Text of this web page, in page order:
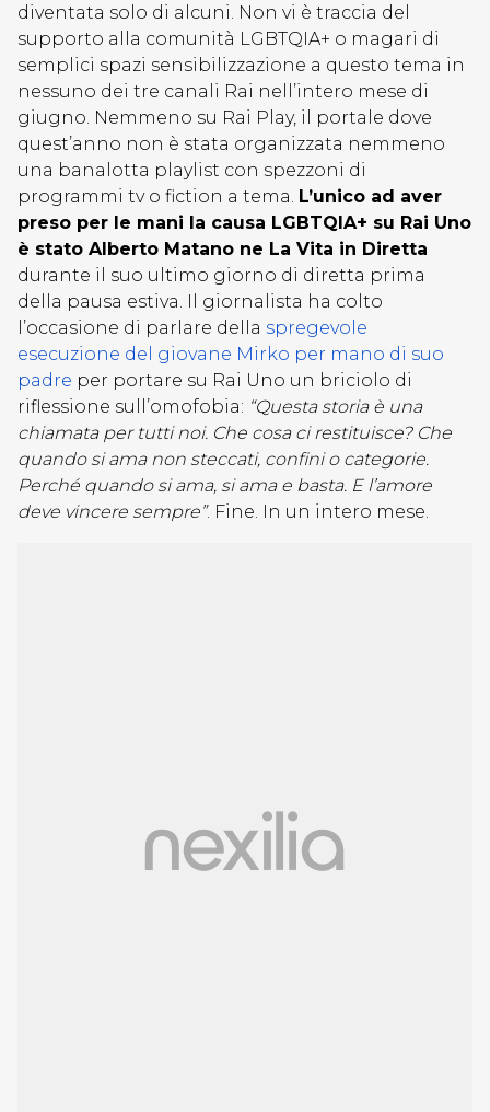
diventata solo di alcuni. Non vi è traccia del
supporto alla comunità LGBTQIA+ o magari di
semplici spazi sensibilizzazione a questo tema in
nessuno dei tre canali Rai nell’intero mese di
giugno. Nemmeno su Rai Play, il portale dove
quest’anno non è stata organizzata nemmeno
una banalotta playlist con spezzoni di
programmi tv o fiction a tema. L’unico ad aver
preso per le mani la causa LGBTQIA+ su Rai Uno
è stato Alberto Matano ne La Vita in Diretta
durante il suo ultimo giorno di diretta prima
della pausa estiva. Il giornalista ha colto
l’occasione di parlare della spregevole
esecuzione del giovane Mirko per mano di suo
padre per portare su Rai Uno un briciolo di
riflessione sull’omofobia: “Questa storia è una
chiamata per tutti noi. Che cosa ci restituisce? Che
quando si ama non steccati, confini o categorie.
Perché quando si ama, si ama e basta. E l’amore
deve vincere sempre”. Fine. In un intero mese.